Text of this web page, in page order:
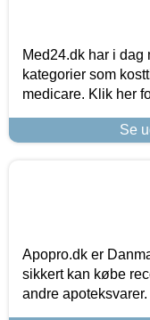
Med24.dk har i dag
kategorier som
medicare. Klik her
Se
Apopro.dk er
sikkert kan købe
andre